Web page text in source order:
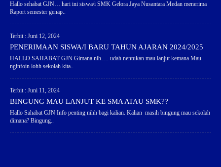
Hallo sehabat GJN… hari ini siswa/i SMK Gelora Jaya Nusantara Medan menerima
Raport semester genap..
Terbit : Juni 12, 2024
PENERIMAAN SISWA/I BARU TAHUN AJARAN 2024/2025
HALLO SAHABAT GJN Gimana nih…. udah nentukan mau lanjut kemana Mau
nginfoin lohh sekolah kita..
Terbit : Juni 11, 2024
BINGUNG MAU LANJUT KE SMA ATAU SMK??
Hallo Sahabat GJN Info penting nihh bagi kalian. Kalian masih bingung mau sekolah
dimana? Bingung..